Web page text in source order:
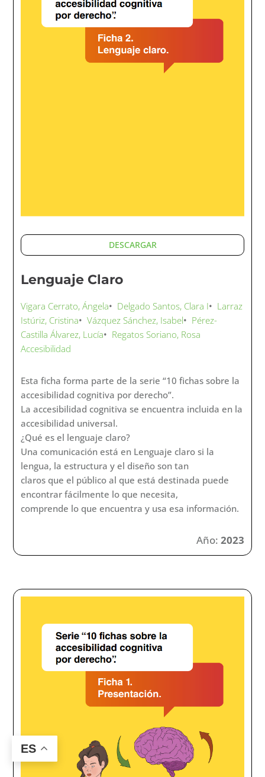
DESCARGAR
Lenguaje Claro
Vigara Cerrato, Ángela• Delgado Santos, Clara I• Larraz
Istúriz, Cristina•Vázquez Sánchez, Isabel• Pérez-
Castilla Álvarez, Lucía• Regatos Soriano, Rosa
Accesibilidad
Esta ficha forma parte de la serie “10 fichas sobre la
accesibilidad cognitiva por derecho”.
La accesibilidad cognitiva se encuentra incluida en la
accesibilidad universal.
¿Qué es el lenguaje claro?
Una comunicación está en Lenguaje claro si la
lengua, la estructura y el diseño son tan
claros que el público al que está destinada puede
encontrar fácilmente lo que necesita,
comprende lo que encuentra y usa esa información.
Año: 2023
ES